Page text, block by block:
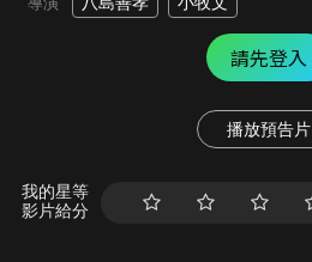
請先登入
播放預告片
我的星等
影片給分